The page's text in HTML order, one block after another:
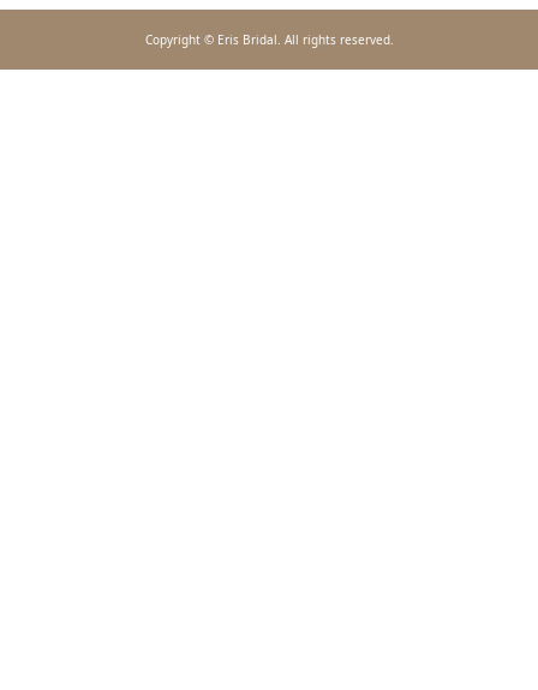
Copyright © Eris Bridal. All rights reserved.